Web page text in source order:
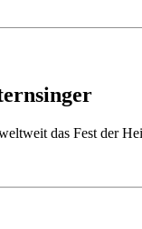
das Fest der